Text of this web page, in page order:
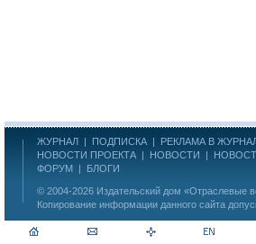
ЖУРНАЛ | ПОДПИСКА | РЕКЛАМА В
НОВОСТИ ПРОЕКТА | НОВОСТИ |
ФОРУМ | БЛОГИ
© 2004-2026 Издательский дом «Отраслевые
Копирование информации данного сайта